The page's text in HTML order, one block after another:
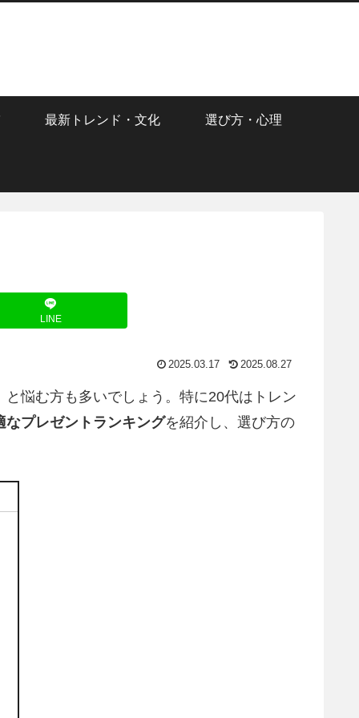
最新トレンド・文化 選び方・心理
LINE
2025.03.17 2025.08.27
悩む方も多いでしょう。特に20代はトレン
なプレゼントランキングを紹介し、選び方の